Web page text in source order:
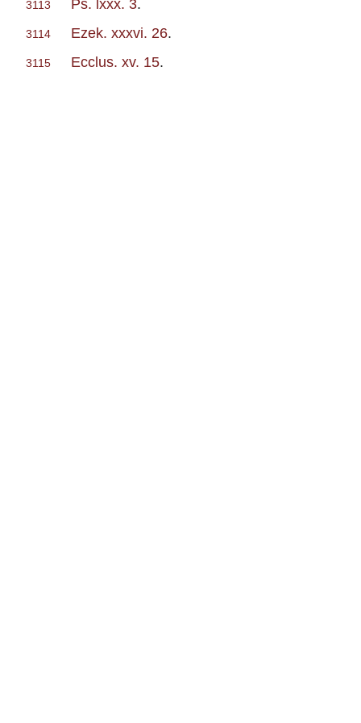
3113 Ps. lxxx. 3.
3114 Ezek. xxxvi. 26.
3115 Ecclus. xv. 15.